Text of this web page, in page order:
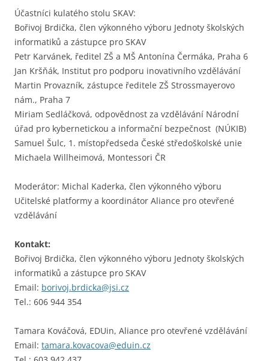
Účastníci kulatého stolu SKAV:
Bořivoj Brdička, člen výkonného výboru Jednoty školských
informatiků a zástupce pro SKAV
Petr Karvánek, ředitel ZŠ a MŠ Antonína Čermáka, Praha 6
Jan Kršňák, Institut pro podporu inovativního vzdělávání
Martin Provazník, zástupce ředitele ZŠ Strossmayerovo
nám., Praha 7
Miriam Sedláčková, odpovědnost za vzdělávání Národní
úřad pro kybernetickou a informační bezpečnost (NÚKIB)
Samuel Šulc, 1. místopředseda České středoškolské unie
Michaela Willheimová, Montessori ČR
Moderátor: Michal Kaderka, člen výkonného výboru
Učitelské platformy a koordinátor Aliance pro otevřené
vzdělávání
Kontakt:
Bořivoj Brdička, člen výkonného výboru Jednoty školských
informatiků a zástupce pro SKAV
Email: borivoj.brdicka@jsi.cz
Tel.: 606 944 354
Tamara Kováčová, EDUin, Aliance pro otevřené vzdělávání
Email: tamara.kovacova@eduin.cz